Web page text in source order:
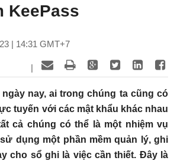
KeePass
| 14:31 GMT+7
|
nay, ai trong chúng ta cũng có
tuyến với các mật khẩu khác nhau
cả chúng có thể là một nhiệm vụ
dụng một phần mềm quản lý, ghi
cho sổ ghi là việc cần thiết. Đây là